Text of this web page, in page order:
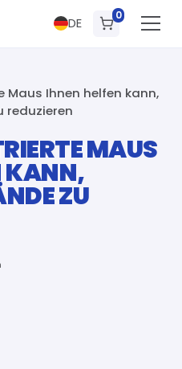
DE 0
Maus Ihnen helfen kann,
reduzieren
MAUS
KANN,
ZU